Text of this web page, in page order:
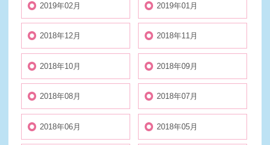
2019年02月 2019年01月
2018年12月 2018年11月
2018年10月 2018年09月
2018年08月 2018年07月
2018年06月 2018年05月